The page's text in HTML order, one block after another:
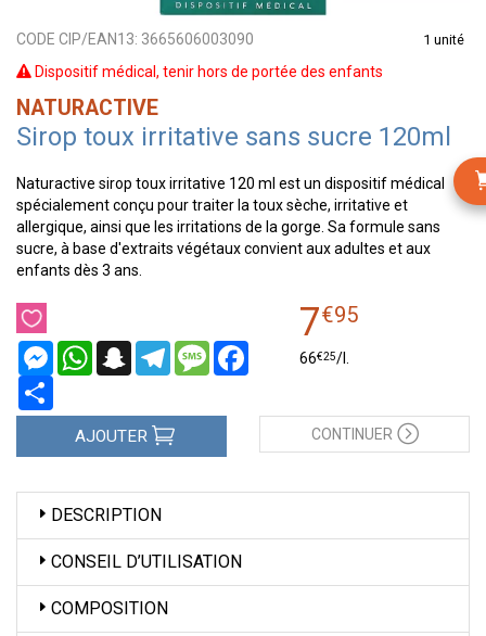
CODE CIP/EAN13: 3665606003090 1 unité
Dispositif médical, tenir hors de portée des enfants
NATURACTIVE
Sirop toux irritative sans sucre 120ml
Naturactive sirop toux irritative 120 ml est un dispositif médical
spécialement conçu pour traiter la toux sèche, irritative et
allergique, ainsi que les irritations de la gorge. Sa formule sans
sucre, à base d'extraits végétaux convient aux adultes et aux
enfants dès 3 ans.
MessengerWhatsAppSnapchatTelegramMessageFacebook
7€95
66€25/
AJOUTER CONTINUER
DESCRIPTION
CONSEIL D’UTILISATION
COMPOSITION